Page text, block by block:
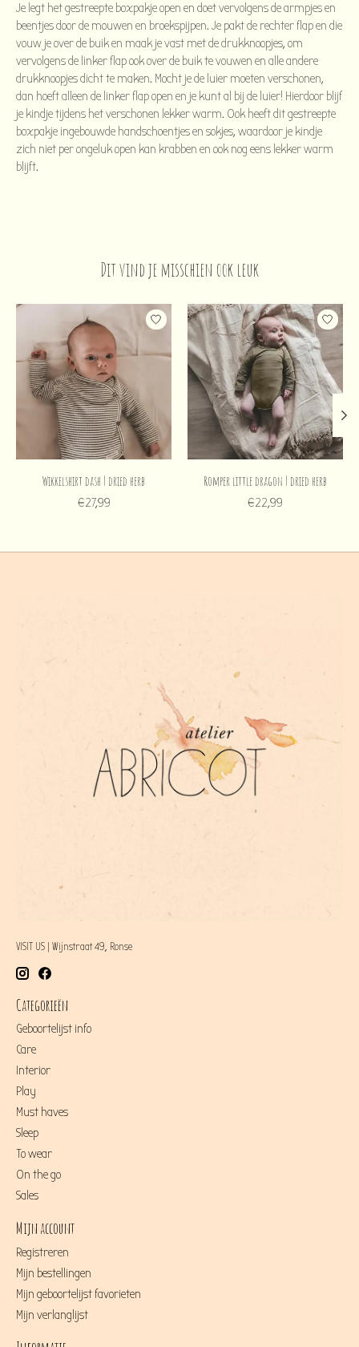
Je legt het gestreepte boxpakje open en doet vervolgens de armpjes en
beentjes door de mouwen en broekspijpen. Je pakt de rechter flap en die
vouw je over de buik en maak je vast met de drukknoopjes, om
vervolgens de linker flap ook over de buik te vouwen en alle andere
drukknoopjes dicht te maken. Mocht je de luier moeten verschonen,
dan hoeft alleen de linker flap open en je kunt al bij de luier! Hierdoor blijf
je kindje tijdens het verschonen lekker warm. Ook heeft dit gestreepte
boxpakje ingebouwde handschoentjes en sokjes, waardoor je kindje
zich niet per ongeluk open kan krabben en ook nog eens lekker warm
blijft.
Dit vind je misschien ook leuk
Items van productcarrousel
Wikkelshirt dash | dried herb
€27,99
Romper little dragon | dried herb
€22,99
VISIT US | Wijnstraat 49, Ronse
Categorieën
Geboortelijst info
Care
Interior
Play
Must haves
Sleep
To wear
On the go
Sales
Mijn account
Registreren
Mijn bestellingen
Mijn geboortelijst favorieten
Mijn verlanglijst